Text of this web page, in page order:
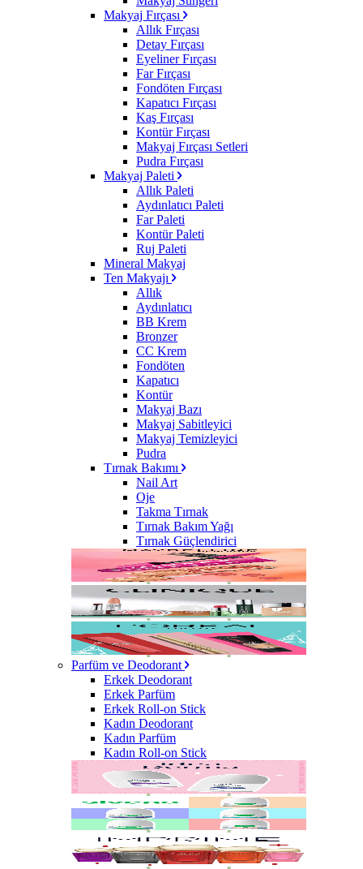
Makyaj Fırçası
Allık Fırçası
Detay Fırçası
Eyeliner Fırçası
Far Fırçası
Fondöten Fırçası
Kapatıcı Fırçası
Kaş Fırçası
Kontür Fırçası
Makyaj Fırçası Setleri
Pudra Fırçası
Makyaj Paleti
Allık Paleti
Aydınlatıcı Paleti
Far Paleti
Kontür Paleti
Ruj Paleti
Mineral Makyaj
Ten Makyajı
Allık
Aydınlatıcı
BB Krem
Bronzer
CC Krem
Fondöten
Kapatıcı
Kontür
Makyaj Bazı
Makyaj Sabitleyici
Makyaj Temizleyici
Pudra
Tırnak Bakımı
Nail Art
Oje
Takma Tırnak
Tırnak Bakım Yağı
Tırnak Güçlendirici
Parfüm ve Deodorant
Erkek Deodorant
Erkek Parfüm
Erkek Roll-on Stick
Kadın Deodorant
Kadın Parfüm
Kadın Roll-on Stick